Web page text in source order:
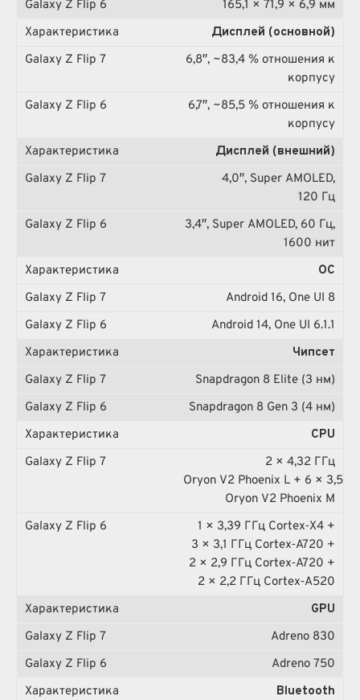
165,1 × 71,9 × 6,9 мм
Дисплей (основной)
6,8″, ~83,4 % отношения к
корпусу
6,7″, ~85,5 % отношения к
корпусу
Дисплей (внешний)
4,0″, Super AMOLED,
120 Гц
3,4″, Super AMOLED, 60 Гц,
1600 нит
ОС
Android 16, One UI 8
Android 14, One UI 6.1.1
Чипсет
Snapdragon 8 Elite (3 нм)
Snapdragon 8 Gen 3 (4 нм)
CPU
2 × 4,32 ГГц
Oryon V2 Phoenix L + 6 × 3,53
Oryon V2 Phoenix M
1 × 3,39 ГГц Cortex‑X4 +
3 × 3,1 ГГц Cortex‑A720 +
2 × 2,9 ГГц Cortex‑A720 +
2 × 2,2 ГГц Cortex‑A520
GPU
Adreno 830
Adreno 750
Bluetooth